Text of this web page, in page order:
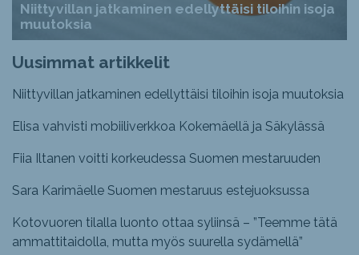
Niittyvillan jatkaminen edellyttäisi tiloihin isoja
muutoksia
Uusimmat artikkelit
Niittyvillan jatkaminen edellyttäisi tiloihin isoja muutoksia
Elisa vahvisti mobiiliverkkoa Kokemäellä ja Säkylässä
Fiia Iltanen voitti korkeudessa Suomen mestaruuden
Sara Karimäelle Suomen mestaruus estejuoksussa
Kotovuoren tilalla luonto ottaa syliinsä – ”Teemme tätä
ammattitaidolla, mutta myös suurella sydämellä”